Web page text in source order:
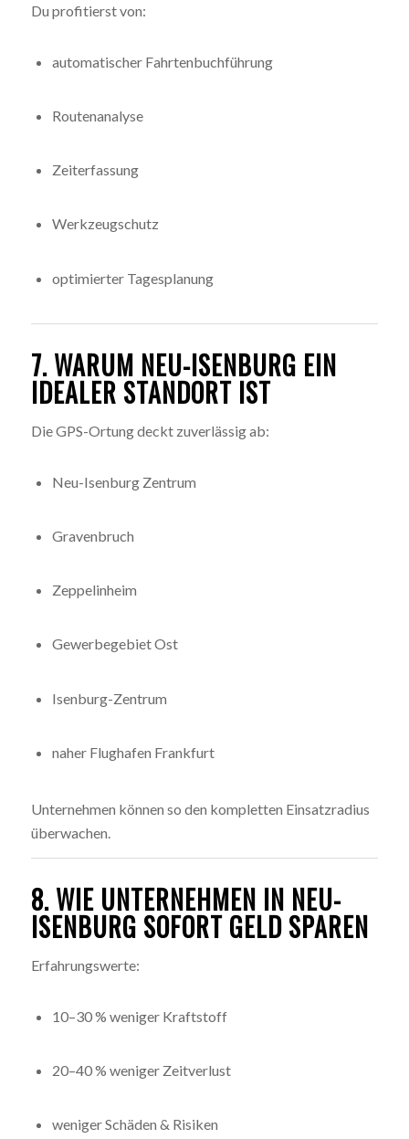
Du profitierst von:
automatischer Fahrtenbuchführung
Routenanalyse
Zeiterfassung
Werkzeugschutz
optimierter Tagesplanung
7. WARUM NEU-ISENBURG EIN
IDEALER STANDORT IST
Die GPS-Ortung deckt zuverlässig ab:
Neu-Isenburg Zentrum
Gravenbruch
Zeppelinheim
Gewerbegebiet Ost
Isenburg-Zentrum
naher Flughafen Frankfurt
Unternehmen können so den kompletten Einsatzradius
überwachen.
8. WIE UNTERNEHMEN IN NEU-
ISENBURG SOFORT GELD SPAREN
Erfahrungswerte:
10–30 % weniger Kraftstoff
20–40 % weniger Zeitverlust
weniger Schäden & Risiken